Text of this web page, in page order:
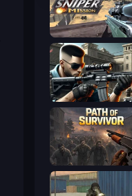
Sniper Mission
Sure Shot
Path of Survivor